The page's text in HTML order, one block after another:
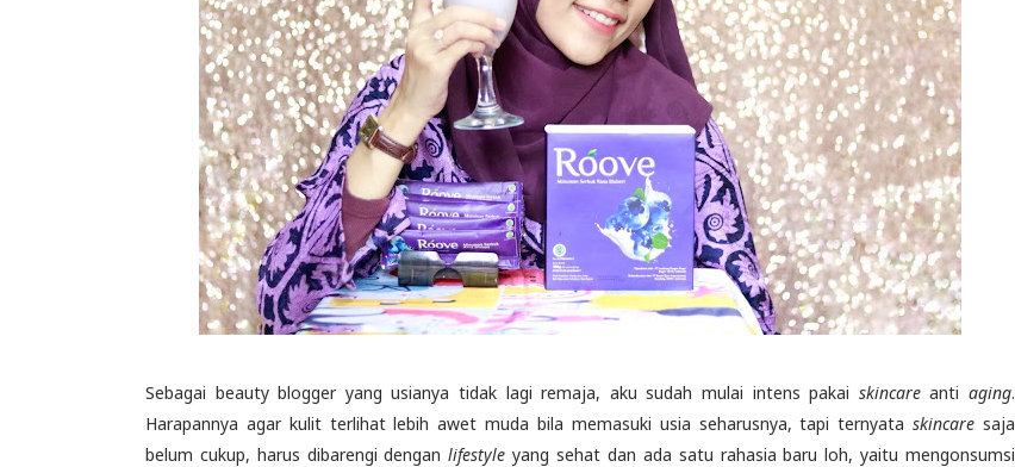
Sebagai beauty blogger yang usianya tidak lagi remaja, aku sudah mulai intens pakai skincareantiaging.
Harapannya agar kulit terlihat lebih awet muda bila memasuki usia seharusnya, tapi ternyataskincare saja
belum cukup, harus dibarengi denganlifestyleyang sehat dan ada satu rahasia baru loh, yaitu mengonsumsi